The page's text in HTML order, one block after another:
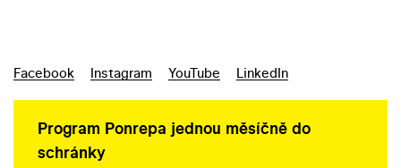
Facebook Instagram YouTube LinkedIn
Program Ponrepa jednou měsíčně do
schránky